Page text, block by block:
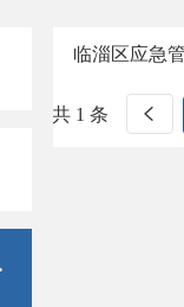
临淄区应急
共 1 条